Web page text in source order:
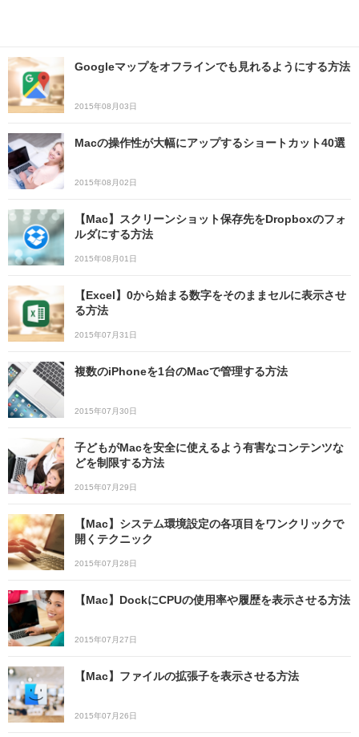
Googleマップをオフラインでも見れるようにする方法
2015年08月03日
Macの操作性が大幅にアップするショートカット40選
2015年08月02日
【Mac】スクリーンショット保存先をDropboxのフォ
ルダにする方法
2015年08月01日
【Excel】0から始まる数字をそのままセルに表示させ
る方法
2015年07月31日
複数のiPhoneを1台のMacで管理する方法
2015年07月30日
子どもがMacを安全に使えるよう有害なコンテンツな
どを制限する方法
2015年07月29日
【Mac】システム環境設定の各項目をワンクリックで
開くテクニック
2015年07月28日
【Mac】DockにCPUの使用率や履歴を表示させる方法
2015年07月27日
【Mac】ファイルの拡張子を表示させる方法
2015年07月26日